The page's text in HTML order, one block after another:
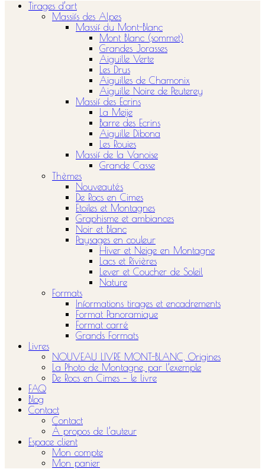
Tirages d’art
Massifs des Alpes
Massif du Mont-Blanc
Mont Blanc (sommet)
Grandes Jorasses
Aiguille Verte
Les Drus
Aiguilles de Chamonix
Aiguille Noire de Peuterey
Massif des Ecrins
La Meije
Barre des Ecrins
Aiguille Dibona
Les Rouies
Massif de la Vanoise
Grande Casse
Thèmes
Nouveautés
De Rocs en Cimes
Etoiles et Montagnes
Graphisme et ambiances
Noir et Blanc
Paysages en couleur
Hiver et Neige en Montagne
Lacs et Rivières
Lever et Coucher de Soleil
Nature
Formats
Informations tirages et encadrements
Format Panoramique
Format carré
Grands Formats
Livres
NOUVEAU LIVRE MONT-BLANC, Origines
La Photo de Montagne, par l’exemple
De Rocs en Cimes – le livre
FAQ
Blog
Contact
Contact
À propos de l’auteur
Espace client
Mon compte
Mon panier